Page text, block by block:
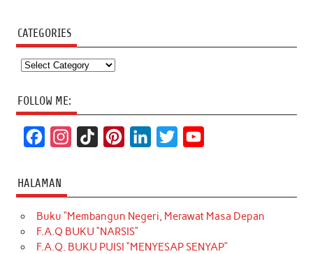
CATEGORIES
Categories
FOLLOW ME:
c
e
b
o
t
a
g
T
o
k
t
e
r
k
e
d
t
t
e
T
u
b
HALAMAN
Buku “Membangun Negeri, Merawat Masa Depan
F.A.Q BUKU “NARSIS”
F.A.Q. BUKU PUISI “MENYESAP SENYAP”